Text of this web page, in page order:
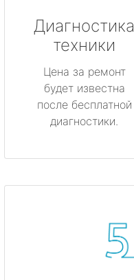
Диагностика
техники
Цена за ремонт
будет известна
после бесплатной
диагностики.